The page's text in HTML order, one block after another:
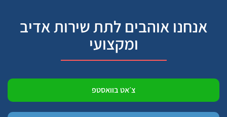
אנחנו אוהבים לתת שירות אדיב
ומקצועי
צ׳אט בוואסטפ